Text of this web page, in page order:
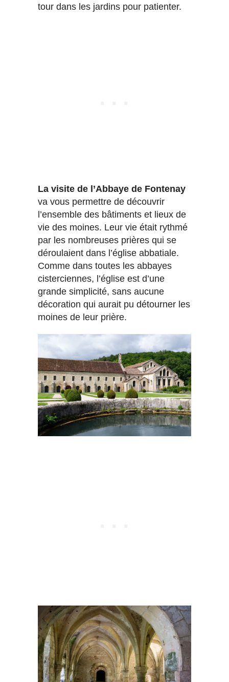
tour dans les jardins pour patienter.
La visite de l’Abbaye de Fontenay
va vous permettre de découvrir
l’ensemble des bâtiments et lieux de
vie des moines. Leur vie était rythmé
par les nombreuses prières qui se
déroulaient dans l’église abbatiale.
Comme dans toutes les abbayes
cisterciennes, l’église est d’une
grande simplicité, sans aucune
décoration qui aurait pu détourner les
moines de leur prière.